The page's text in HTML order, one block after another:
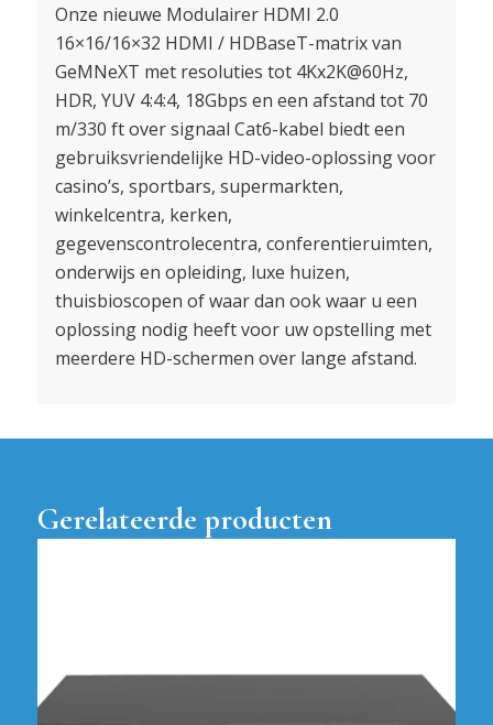
Onze nieuwe Modulairer HDMI 2.0
16×16/16×32 HDMI / HDBaseT-matrix van
GeMNeXT met resoluties tot 4Kx2K@60Hz,
HDR, YUV 4:4:4, 18Gbps en een afstand tot 70
m/330 ft over signaal Cat6-kabel biedt een
gebruiksvriendelijke HD-video-oplossing voor
casino’s, sportbars, supermarkten,
winkelcentra, kerken,
gegevenscontrolecentra, conferentieruimten,
onderwijs en opleiding, luxe huizen,
thuisbioscopen of waar dan ook waar u een
oplossing nodig heeft voor uw opstelling met
meerdere HD-schermen over lange afstand.
Gerelateerde producten